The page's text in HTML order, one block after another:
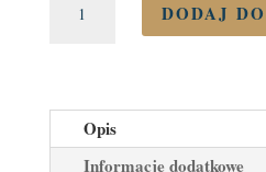
do
rozpadu
DODAJ
Opis
Informacje dodatkowe